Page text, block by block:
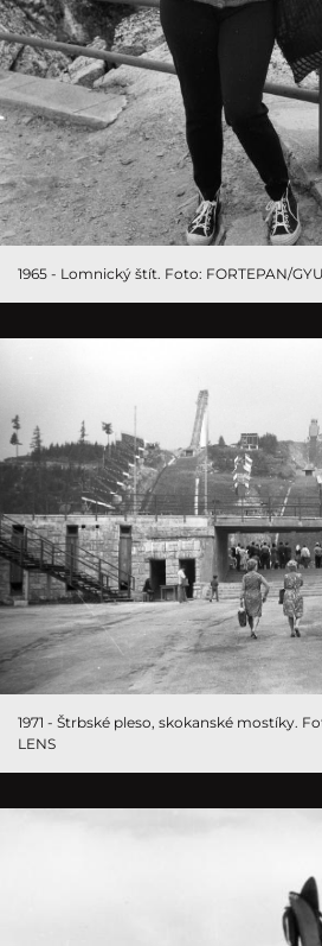
1965 - Lomnický štít. Foto: FORTEPAN/
1971 - Štrbské pleso, skokanské mostíky.
LENS